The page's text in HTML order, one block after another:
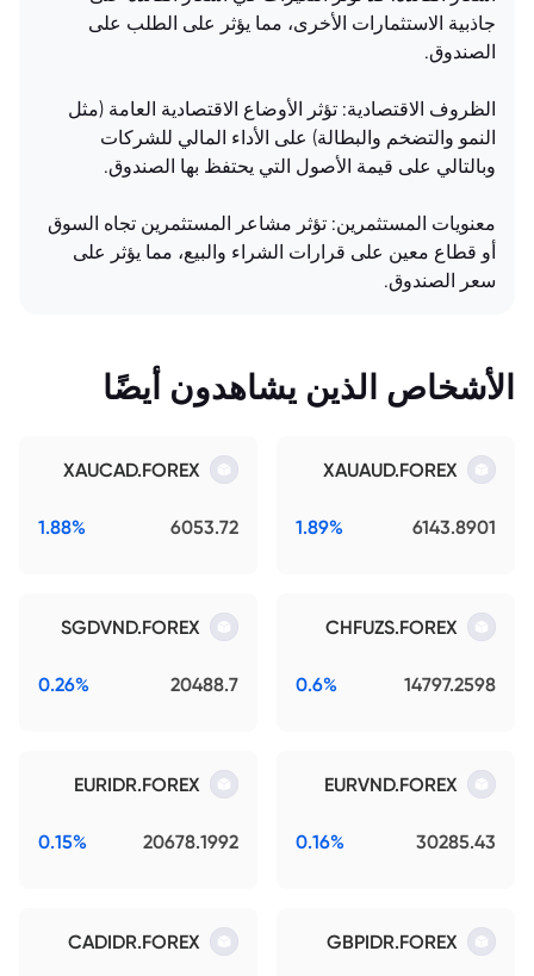
جاذبية الاستثمارات الأخرى، مما يؤثر على الطلب على
الصندوق.
الظروف الاقتصادية: تؤثر الأوضاع الاقتصادية العامة (مثل
النمو والتضخم والبطالة) على الأداء المالي للشركات
وبالتالي على قيمة الأصول التي يحتفظ بها الصندوق.
معنويات المستثمرين: تؤثر مشاعر المستثمرين تجاه السوق
أو قطاع معين على قرارات الشراء والبيع، مما يؤثر على
سعر الصندوق.
الأشخاص الذين يشاهدون أيضًا
XAUAUD.FOREX
6143.8901
1.89%
XAUCAD.FOREX
6053.72
1.88%
CHFUZS.FOREX
14797.2598
0.6%
SGDVND.FOREX
20488.7
0.26%
EURVND.FOREX
30285.43
0.16%
EURIDR.FOREX
20678.1992
0.15%
GBPIDR.FOREX
CADIDR.FOREX